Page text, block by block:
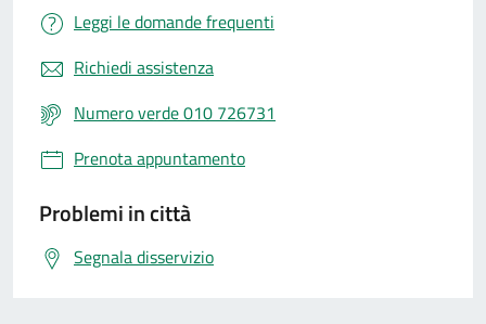
Leggi le domande frequenti
Richiedi assistenza
Numero verde 010 726731
Prenota appuntamento
Problemi in città
Segnala disservizio